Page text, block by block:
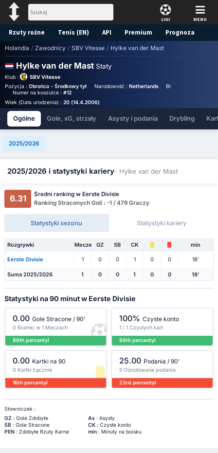
LIGI MENU
Rzuty rożne Tenis (EN) API Premium Prognoza
Holandia / Zawodnicy / SBV Vitesse / Hylke van der Mast
Hylke van der Mast Staty
Klub :
SBV Vitesse
Pozycja : Obrońca - Środkowy tył Narodowość : Netherlands Birthplace :
Numer na koszulce : #12
Wiek (Data urodzenia) : 20 (14.4.2006)
Ogólne Gole, xG, strzały Asysty i podania Drybling
2025/2026
2025/2026 i statystyki kariery- Hylke van der Mast
6.31
Średni ranking w Eerste Divisie
Ranking Straconych Goli : -1 / 479 Graczy
Statystyki sezonu Statystyki kariery
Rozgrywki Mecze GZ SB CK min
Eerste Divisie 1 0 0 1 0 0 18'
Suma 2025/2026 1 0 0 1 0 0 18'
Statystyki na 90 minut w Eerste Divisie
0.00 Gole Stracone / 90'
0 Bramki w 1 Meczach
99th percentyl
100% Czyste konto
1 / 1 Czystych kart
99th percentyl
0.00 Kartki na 90
0 Kartki Łącznie
16th percentyl
25.00 Podania / 90'
5 Odnotowane podania
23rd percentyl
Słowniczek :
GZ: Gole Zdobyte As: Asysty
SB: Gole Stracone CK: Czyste konto
PEN: Zdobyte Rzuty Karne min: Minuty na boisku